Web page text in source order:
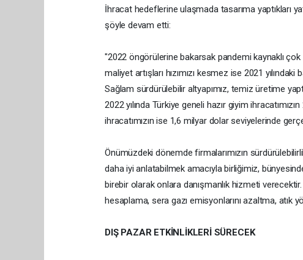
İhracat hedeflerine ulaşmada tasarıma yaptıkları
şöyle devam etti:
"2022 öngörülerine bakarsak pandemi kaynaklı
maliyet artışları hızımızı kesmez ise 2021 yılındaki
Sağlam sürdürülebilir altyapımız, temiz üretime
2022 yılında Türkiye geneli hazır giyim
ihracatımızın ise 1,6 milyar dolar seviyelerinde
Önümüzdeki dönemde firmalarımızın
daha iyi anlatabilmek amacıyla birliğimiz,
birebir olarak onlara danışmanlık hizmeti
hesaplama, sera gazı emisyonlarını azaltma, atık
DIŞ PAZAR ETKİNLİKLERİ SÜRECEK